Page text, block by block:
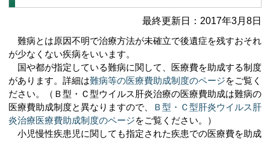
最終更新日：2017年3月8日
難病とは原因不明で治療方法が未確立で後遺症を残すおそれ
が少なくない疾病をいいます。
国や都が指定している難病に関して、医療費を助成する制度
があります。詳細は難病等の医療費助成制度のページをご覧く
ださい。（Ｂ型・Ｃ型ウイルス肝炎治療の医療費助成は難病の
医療費助成制度と異なりますので、
Ｂ型・Ｃ型肝炎ウイルス肝
炎治療医療費助成制度のページをご覧ください。）
小児慢性疾患児に関しても指定された疾患での医療費を助成